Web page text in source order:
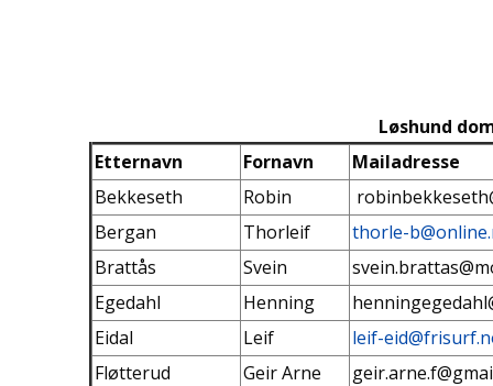
Løshund
Etternavn
Fornavn
Mailadresse
Bekkeseth
Robin
Bergan
Thorleif
thorle-
Brattås
Svein
Egedahl
Henning
Eidal
Leif
leif-
Fløtterud
Geir Arne